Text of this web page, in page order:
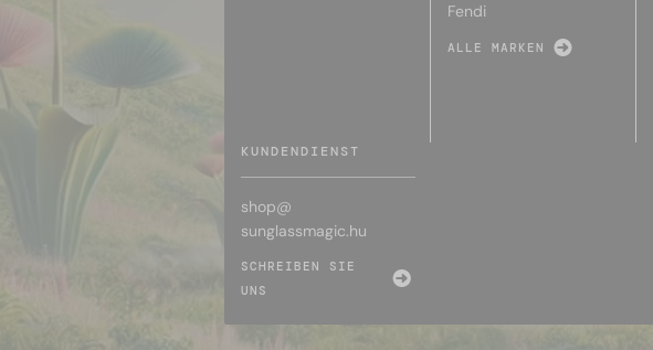
Fendi
ALLE MARKEN
KUNDENDIENST
shop@
sunglassmagic.hu
SCHREIBEN SIE
UNS